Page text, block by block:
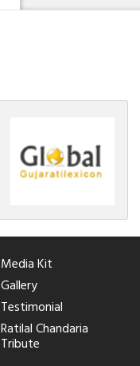
Media Kit
Gallery
Testimonial
Ratilal Chandaria
Tribute